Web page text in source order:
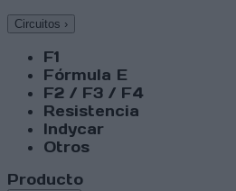
Circuitos ›
F1
Fórmula E
F2 / F3 / F4
Resistencia
Indycar
Otros
Producto